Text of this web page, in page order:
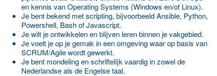
en kennis van Operating Systems (Windows en/of Linux).
Je bent bekend met scripting, bijvoorbeeld Ansible, Python,
Powershell, Bash of Javascript.
Je wilt je ontwikkelen en blijven leren binnen je vakgebied.
Je voelt je op je gemak in een omgeving waar op basis van
SCRUM/Agile wordt gewerkt.
Je bent mondeling en schriftelijk vaardig in zowel de
Nederlandse als de Engelse taal.